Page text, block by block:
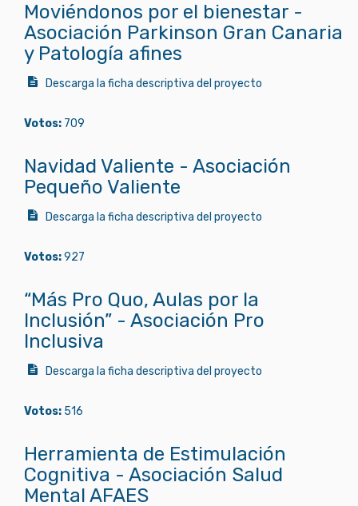
Moviéndonos por el bienestar -
Asociación Parkinson Gran Canaria
y Patología afines
Descarga la ficha descriptiva del proyecto
Votos: 709
Navidad Valiente - Asociación
Pequeño Valiente
Descarga la ficha descriptiva del proyecto
Votos:927
“Más Pro Quo, Aulas por la
Inclusión” - Asociación Pro
Inclusiva
Descarga la ficha descriptiva del proyecto
Votos: 516
Herramienta de Estimulación
Cognitiva - Asociación Salud
Mental AFAES